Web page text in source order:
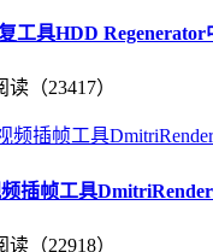
工具HDD Regenerator
读（23417）
插帧工具
读（22918）